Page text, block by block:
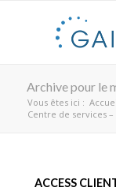
Archive pour le
Vous êtes ici :
Centre de services
ACCESS